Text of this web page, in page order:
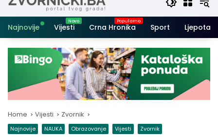
Najnovije Vijesti Crna Hronika Sport Ljepota i
Home Vijesti Zvornik
Najnovije NAUKA Obrazovanje Vijesti Zvornik